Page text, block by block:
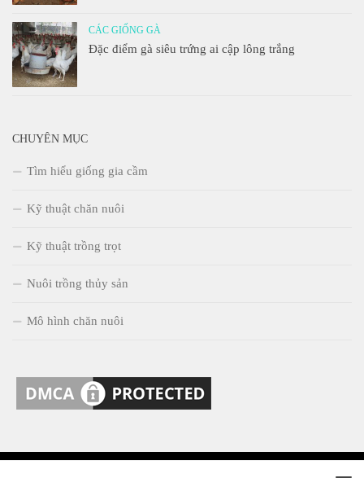
CÁC GIỐNG GÀ
Đặc điểm gà siêu trứng ai cập lông trắng
CHUYÊN MỤC
Tìm hiểu giống gia cầm
Kỹ thuật chăn nuôi
Kỹ thuật trồng trọt
Nuôi trồng thủy sản
Mô hình chăn nuôi